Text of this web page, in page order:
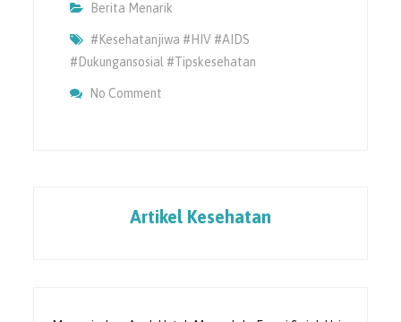
Berita Menarik
#kesehatanjiwa #HIV #AIDS
#Dukungansosial #tipskesehatan
No Comment
Artikel Kesehatan